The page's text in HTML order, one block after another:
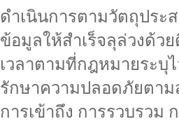
ดำเนินการตามวัตถุประ
ข้อมูลให้สำเร็จลุล่วงด้ว
เวลาตามที่กฎหมายระบุ
รักษาความปลอดภัยตาม
การเข้าถึง การรวบรวม